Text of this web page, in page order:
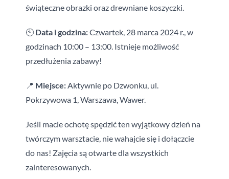
Urodzinki
Dla dorosłych
Warsztaty dla szkół i przedszkoli
świąteczne obrazki oraz drewniane koszyczki.
🕙 Data i godzina:Czwartek, 28 marca 2024 r., w
godzinach 10:00 – 13:00. Istnieje możliwość
przedłużenia zabawy!
📍 Miejsce:Aktywnie po Dzwonku, ul.
Pokrzywowa 1, Warszawa, Wawer.
Jeśli macie ochotę spędzić ten wyjątkowy dzień na
twórczym warsztacie, nie wahajcie się i dołączcie
do nas! Zajęcia są otwarte dla wszystkich
zainteresowanych.